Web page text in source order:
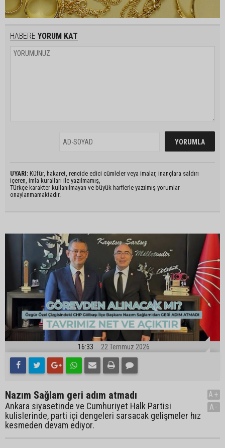
HABERE YORUM KAT
UYARI: Küfür, hakaret, rencide edici cümleler veya imalar, inançlara saldırı
içeren, imla kuralları ile yazılmamış,
Türkçe karakter kullanılmayan ve büyük harflerle yazılmış yorumlar
onaylanmamaktadır.
16:33 22 Temmuz 2026
Nazım Sağlam geri adım atmadı
Ankara siyasetinde ve Cumhuriyet Halk Partisi
kulislerinde, parti içi dengeleri sarsacak gelişmeler hız
kesmeden devam ediyor.
A+
A-